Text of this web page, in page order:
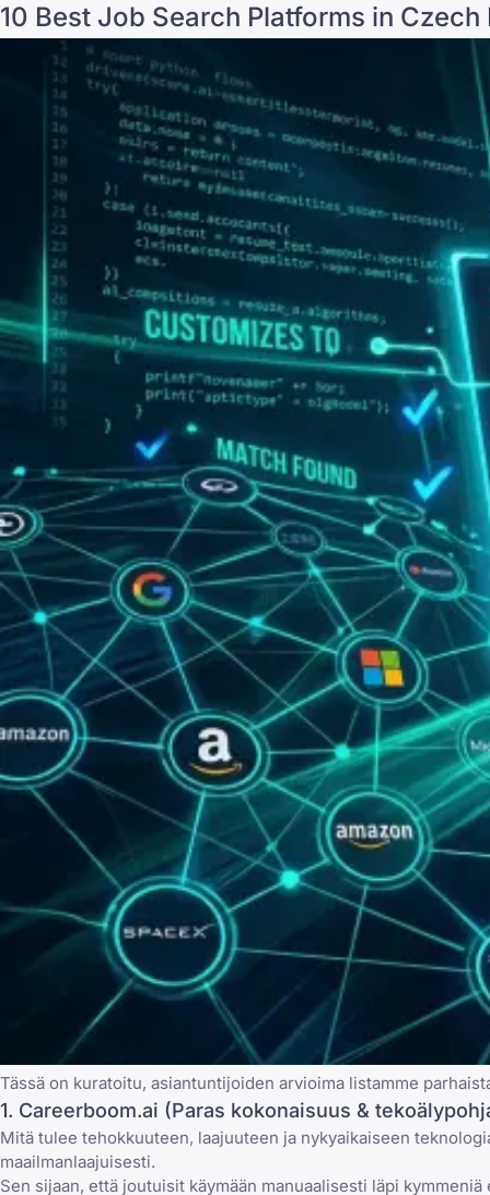
10 Best Job Search Platforms in
Tässä on kuratoitu, asiantuntijoiden arvioima listamme
1. Careerboom.ai (Paras kokonaisuus &
Mitä tulee tehokkuuteen, laajuuteen ja nykyaikaiseen
maailmanlaajuisesti.
Sen sijaan, että joutuisit käymään manuaalisesti läpi